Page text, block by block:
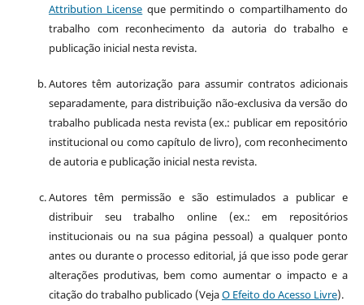
Attribution License que permitindo o compartilhamento do
trabalho com reconhecimento da autoria do trabalho e
publicação inicial nesta revista.
Autores têm autorização para assumir contratos adicionais
separadamente, para distribuição não-exclusiva da versão do
trabalho publicada nesta revista (ex.: publicar em repositório
institucional ou como capítulo de livro), com reconhecimento
de autoria e publicação inicial nesta revista.
Autores têm permissão e são estimulados a publicar e
distribuir seu trabalho online (ex.: em repositórios
institucionais ou na sua página pessoal) a qualquer ponto
antes ou durante o processo editorial, já que isso pode gerar
alterações produtivas, bem como aumentar o impacto e a
citação do trabalho publicado (VejaO Efeito do Acesso Livre).